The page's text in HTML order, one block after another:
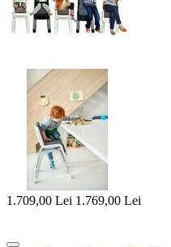
1.709,00 Lei 1.769,00 Lei